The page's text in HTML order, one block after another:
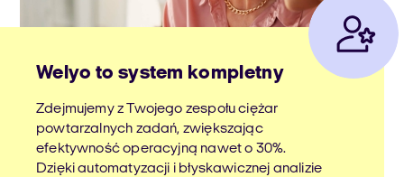
Welyo to system kompletny
Zdejmujemy z Twojego zespołu ciężar
powtarzalnych zadań, zwiększając
efektywność operacyjną nawet o 30%.
Dzięki automatyzacji i błyskawicznej analizie